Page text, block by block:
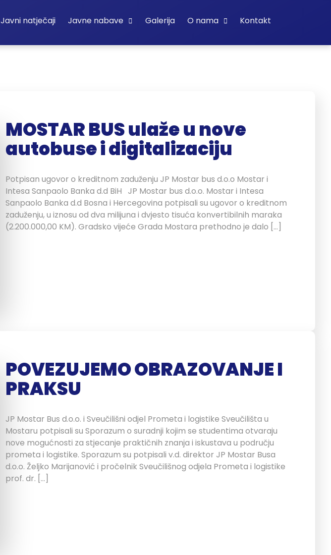
Javni natječaji Javne nabave Galerija O nama Kontakt
MOSTAR BUS ulaže u nove
autobuse i digitalizaciju
Potpisan ugovor o kreditnom zaduženju JP Mostar bus d.o.o Mostar i
Intesa Sanpaolo Banka d.d BiH JP Mostar bus d.o.o. Mostar i Intesa
Sanpaolo Banka d.d Bosna i Hercegovina potpisali su ugovor o kreditnom
zaduženju, u iznosu od dva milijuna i dvjesto tisuća konvertibilnih maraka
(2.200.000,00 KM). Gradsko vijeće Grada Mostara prethodno je dalo […]
POVEZUJEMO OBRAZOVANJE I
PRAKSU
JP Mostar Bus d.o.o. i Sveučilišni odjel Prometa i logistike Sveučilišta u
Mostaru potpisali su Sporazum o suradnji kojim se studentima otvaraju
nove mogućnosti za stjecanje praktičnih znanja i iskustava u području
prometa i logistike. Sporazum su potpisali v.d. direktor JP Mostar Busa
d.o.o. Željko Marijanović i pročelnik Sveučilišnog odjela Prometa i logistike
prof. dr. […]